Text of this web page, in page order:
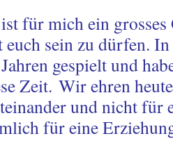
für mich ein grosses
euch sein zu dürfen.
gespielt und
Zeit. Wir ehren
und nicht für
für eine